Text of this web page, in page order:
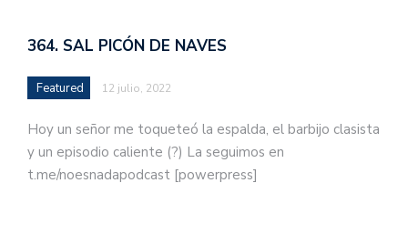
364. SAL PICÓN DE NAVES
Featured 12 julio, 2022
Hoy un señor me toqueteó la espalda, el barbijo clasista
y un episodio caliente (?) La seguimos en
t.me/noesnadapodcast [powerpress]